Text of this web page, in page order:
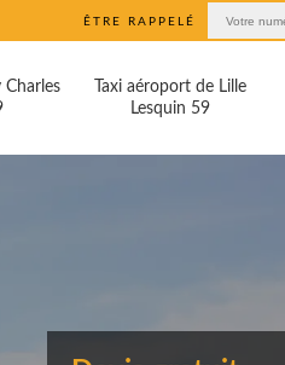
ÊTRE RAPPELÉ
Charles
Taxi aéroport de Lille
Lesquin 59